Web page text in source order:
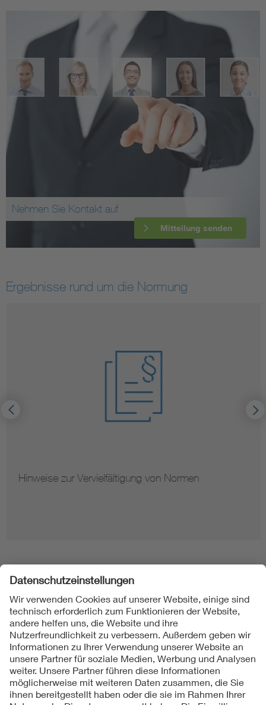
Nehmen Sie Kontakt auf
Mitteilung senden
Ergebnisse rund um die Normung
Hinweise zur Vervielfältigung von Normen
Folgen Sie uns